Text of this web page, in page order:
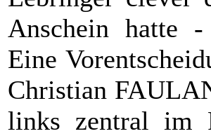
Anschein hatte -
Eine
Christian
links zentral im